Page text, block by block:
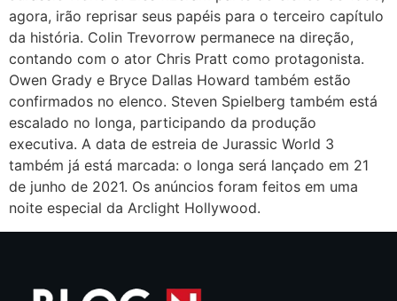
agora, irão reprisar seus papéis para o terceiro capítulo
da história. Colin Trevorrow permanece na direção,
contando com o ator Chris Pratt como protagonista.
Owen Grady e Bryce Dallas Howard também estão
confirmados no elenco. Steven Spielberg também está
escalado no longa, participando da produção
executiva. A data de estreia de Jurassic World 3
também já está marcada: o longa será lançado em 21
de junho de 2021. Os anúncios foram feitos em uma
noite especial da Arclight Hollywood.